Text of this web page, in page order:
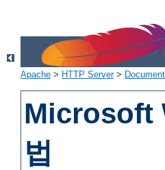
Apache > HTTP Server>
Microsoft
법